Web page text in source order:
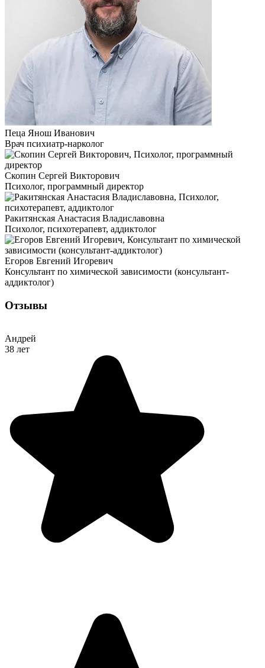
Пеца Янош Иванович
Врач психиатр-нарколог
Скопин Сергей Викторович
Психолог, программный директор
Ракитянская Анастасия Владиславовна
Психолог, психотерапевт, аддиктолог
Егоров Евгений Игоревич
Консультант по химической зависимости (консультант-
аддиктолог)
Отзывы
Андрей
38 лет